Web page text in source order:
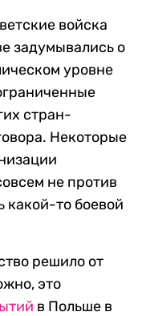
войска
задумывались о
уровне
стран-
Некоторые
не против
какой-то боевой
решило от
это
в Польше в